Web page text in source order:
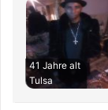
41 Jahre alt
Tulsa